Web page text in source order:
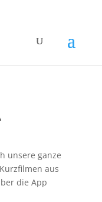
unsere ganze
aus
die App